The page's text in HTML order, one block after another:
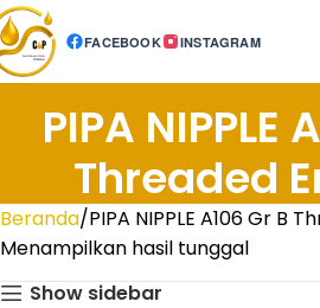
FACEBOOK INSTAGRAM
PIPA NIPPLE
Threaded
Beranda PIPA NIPPLE A106 Gr B
Menampilkan hasil tunggal
Show sidebar